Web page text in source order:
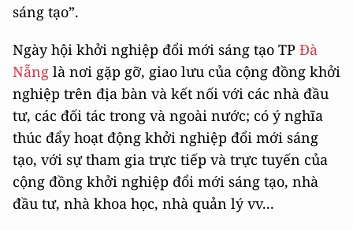
sáng tạo”.
Ngày hội khởi nghiệp đổi mới sáng tạo TP Đà
Nẵng là nơi gặp gỡ, giao lưu của cộng đồng khởi
nghiệp trên địa bàn và kết nối với các nhà đầu
tư, các đối tác trong và ngoài nước; có ý nghĩa
thúc đẩy hoạt động khởi nghiệp đổi mới sáng
tạo, với sự tham gia trực tiếp và trực tuyến của
cộng đồng khởi nghiệp đổi mới sáng tạo, nhà
đầu tư, nhà khoa học, nhà quản lý vv...